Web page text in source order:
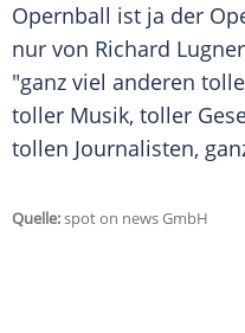
Opernball ist ja der
nur von Richard Lugner
"ganz viel anderen
toller Musik, toller
tollen Journalisten,
Quelle:spot on news GmbH